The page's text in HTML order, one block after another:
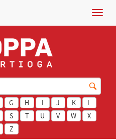
Menu
G H I J K
L
S T U V W
X
Z